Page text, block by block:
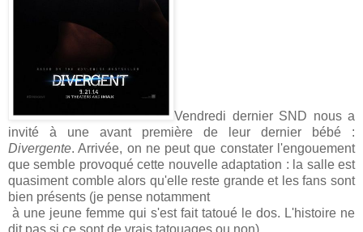
Vendredi dernier SND nous a
invité à une avant première de leur dernier bébé :
Divergente. Arrivée, on ne peut que constater l'engouement
que semble provoqué cette nouvelle adaptation : la salle est
quasiment comble alors qu'elle reste grande et les fans sont
bien présents (je pense notamment
à une jeune femme qui s'est fait tatoué le dos. L'histoire ne
dit pas si ce sont de vrais tatouages ou non).